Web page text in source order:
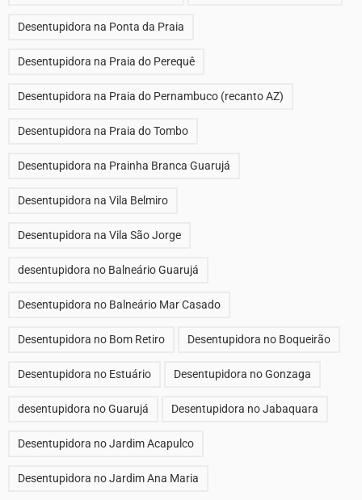
Desentupidora na Ponta da Praia
Desentupidora na Praia do Perequê
Desentupidora na Praia do Pernambuco (recanto AZ)
Desentupidora na Praia do Tombo
Desentupidora na Prainha Branca Guarujá
Desentupidora na Vila Belmiro
Desentupidora na Vila São Jorge
desentupidora no Balneário Guarujá
Desentupidora no Balneário Mar Casado
Desentupidora no Bom Retiro Desentupidora no Boqueirão
Desentupidora no Estuário Desentupidora no Gonzaga
desentupidora no Guarujá Desentupidora no Jabaquara
Desentupidora no Jardim Acapulco
Desentupidora no Jardim Ana Maria